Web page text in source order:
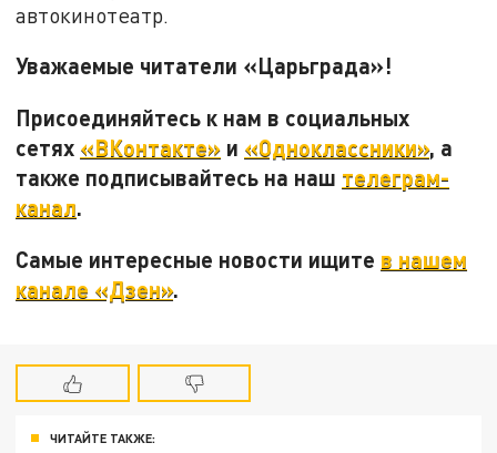
автокинотеатр.
Уважаемые читатели «Царьграда»!
Присоединяйтесь к нам в социальных
сетях «ВКонтакте» и «Одноклассники», а
также подписывайтесь на наш телеграм-
канал.
Самые интересные новости ищите в нашем
канале «Дзен».
ЧИТАЙТЕ ТАКЖЕ: